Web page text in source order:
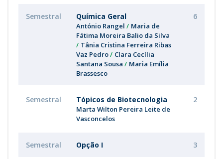
Semestral Química Geral
António Rangel
Maria de
Fátima Moreira Balio da Silva
Tânia Cristina Ferreira Ribas
Vaz Pedro
Clara Cecília
Santana Sousa
Maria Emília
Brassesco
6
Semestral Tópicos de Biotecnologia
Marta Wilton Pereira Leite de
Vasconcelos
2
Semestral Opção I 3